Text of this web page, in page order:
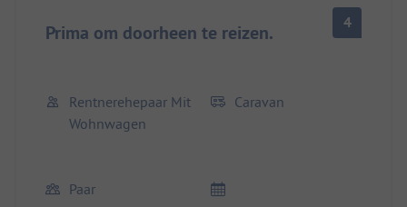
Prima om doorheen te reizen. 4
Rentnerehepaar Mit
Wohnwagen
Caravan
Paar